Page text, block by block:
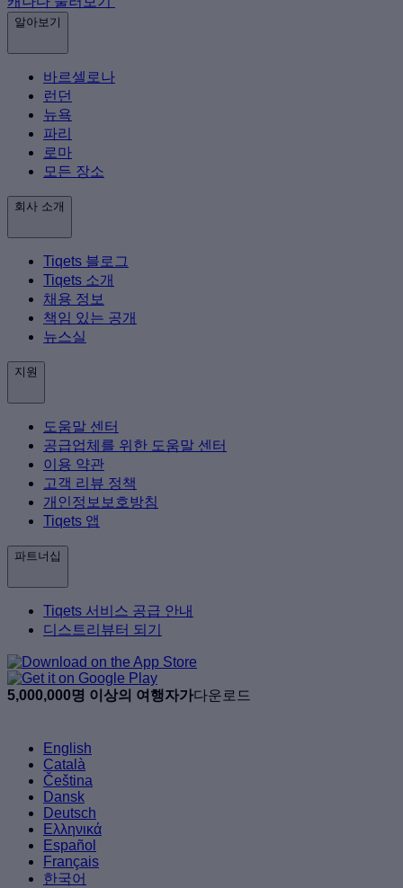
알아보기
바르셀로나
런던
뉴욕
파리
로마
모든 장소
회사 소개
Tiqets 블로그
Tiqets 소개
채용 정보
책임 있는 공개
뉴스실
지원
도움말 센터
공급업체를 위한 도움말 센터
이용 약관
고객 리뷰 정책
개인정보보호방침
Tiqets 앱
파트너십
Tiqets 서비스 공급 안내
디스트리뷰터 되기
5,000,000명 이상의 여행자가다운로드
English
Català
Čeština
Dansk
Deutsch
Ελληνικά
Español
Français
한국어